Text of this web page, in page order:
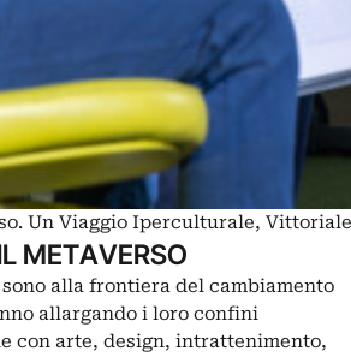
Un Viaggio Iperculturale,
METAVERSO
alla frontiera del cambiamento
allargando i loro confini
con arte, design, intrattenimento,